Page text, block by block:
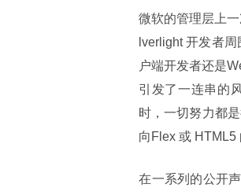
微软的管理层​上
lverlight 开发者
户端开发者还是
引发了一连串的
时，一切努力都
向Flex 或 HTML5
在一系列的公开